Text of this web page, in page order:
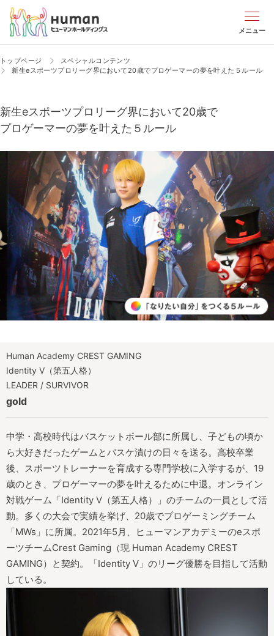
メニュー
トップページ
スペシャルコンテンツ
新生eスポーツプロリーグ界において20歳でプロゲーマーの夢を叶えた５ルール
新生eスポーツプロリーグ界において20歳で
プロゲーマーの夢を叶えた５ルール
Human Academy CREST GAMING
Identity V（第五人格）
LEADER / SURVIVOR
gold
中学・高校時代はバスケットボール部に所属し、子どもの頃か
ら大好きだったゲームとバスケ漬けの日々を送る。高校卒業
後、スポーツトレーナーを育成する専門学校に入学するが、19
歳のとき、プロゲーマーの夢を叶えるために中退。オンライン
対戦ゲーム「Identity V（第五人格）」のチームの一員として活
動。多くの大会で実績を挙げ、20歳でプロゲーミングチーム
「MWs」に所属。2021年5月、ヒューマンアカデミーのeスポ
ーツチームCrest Gaming（現 Human Academy CREST
GAMING）と契約。「Identity V」のリーグ優勝を目指して活動
している。